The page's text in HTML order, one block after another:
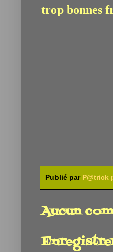
trop bonnes
Publié par P@trick
Aucun